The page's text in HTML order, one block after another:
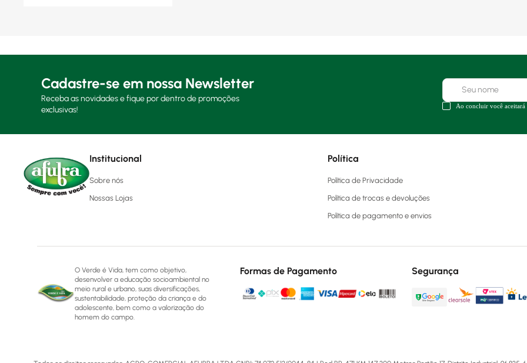
Cadastre-se em nossa Newsletter
Receba as novidades e fique por dentro de promoções
exclusivas!
Ao concluir você aceitará
Institucional
Sobre nós
Nossas Lojas
Política
Política de Privacidade
Política de trocas e devoluções
Política de pagamento e envios
O Verde é Vida, tem como objetivo,
desenvolver a educação socioambiental no
meio rural e urbano, suas diversificações,
sustentabilidade, proteção da criança e do
adolescente, bem como a valorização do
homem do campo.
Formas de Pagamento Segurança